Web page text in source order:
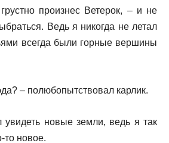
произнес Ветерок, – и не
Ведь я никогда не летал
всегда были горные вершины
– полюбопытствовал карлик.
увидеть новые земли, ведь я так
то новое.